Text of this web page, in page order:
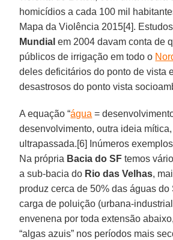
homicídios a cada 100 mil
Mapa da Violência 2015[4].
Mundial em 2004 davam conta de
públicos de irrigação em todo o
deles deficitários do ponto de vista
desastrosos do ponto vista
A equação “água =
desenvolvimento, outra ideia
ultrapassada.[6] Inúmeros
Na própria Bacia do SF temos
a sub-bacia do Rio das Velhas,
produz cerca de 50% das águas do
carga de poluição (urbana-
envenena por toda extensão
“algas azuis” nos períodos mais